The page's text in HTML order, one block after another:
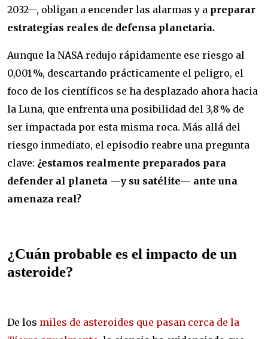
2032—, obligan a encender las alarmas y a preparar
estrategias reales de defensa planetaria.
Aunque la NASA redujo rápidamente ese riesgo al
0,001 %, descartando prácticamente el peligro, el
foco de los científicos se ha desplazado ahora hacia
la Luna, que enfrenta una posibilidad del 3,8 % de
ser impactada por esta misma roca. Más allá del
riesgo inmediato, el episodio reabre una pregunta
clave: ¿estamos realmente preparados para
defender al planeta —y su satélite— ante una
amenaza real?
¿Cuán probable es el impacto de un
asteroide?
De los miles de asteroides que pasan cerca de la